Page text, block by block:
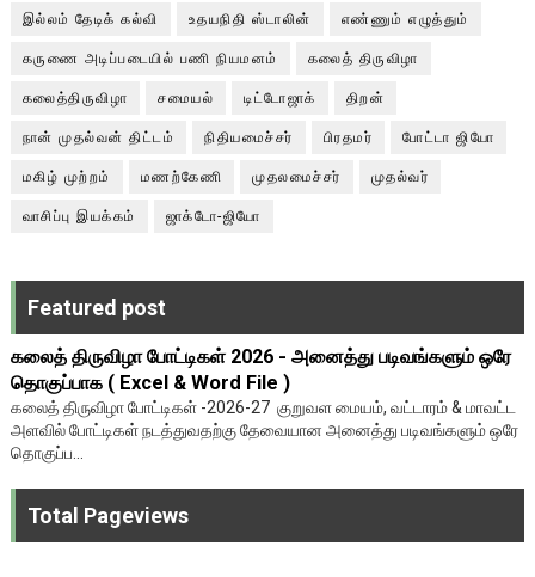
இல்லம் தேடிக் கல்வி உதயநிதி ஸ்டாலின் எண்ணும் எழுத்தும்
கருணை அடிப்படையில் பணி நியமனம் கலைத் திருவிழா
கலைத்திருவிழா சமையல் டிட்டோஜாக் திறன்
நான் முதல்வன் திட்டம் நிதியமைச்சர் பிரதமர் போட்டா ஜியோ
மகிழ் முற்றம் மணற்கேணி முதலமைச்சர் முதல்வர்
வாசிப்பு இயக்கம் ஜாக்டோ-ஜியோ
Featured post
கலைத் திருவிழா போட்டிகள் 2026 - அனைத்து படிவங்களும் ஒரே
தொகுப்பாக ( Excel & Word File )
கலைத் திருவிழா போட்டிகள் -2026-27 குறுவள மையம், வட்டாரம் & மாவட்ட
அளவில் போட்டிகள் நடத்துவதற்கு தேவையான அனைத்து படிவங்களும் ஒரே
தொகுப்ப...
Total Pageviews